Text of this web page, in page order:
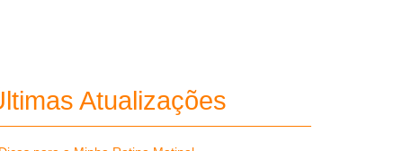
Atualizações